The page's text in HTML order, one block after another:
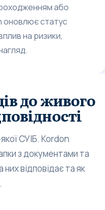
або
оновлює статус
на ризики,
до живого
СУІБ. Kordon
з документами та
них відповідає та як